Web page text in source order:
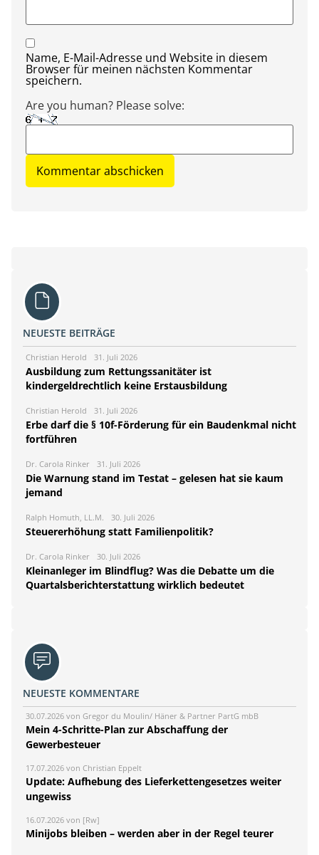
Name, E-Mail-Adresse und Website in diesem
Browser für meinen nächsten Kommentar
speichern.
Are you human? Please solve:
NEUESTE BEITRÄGE
Christian Herold 31. Juli 2026
Ausbildung zum Rettungssanitäter ist
kindergeldrechtlich keine Erstausbildung
Christian Herold 31. Juli 2026
Erbe darf die § 10f-Förderung für ein Baudenkmal nicht
fortführen
Dr. Carola Rinker 31. Juli 2026
Die Warnung stand im Testat – gelesen hat sie kaum
jemand
Ralph Homuth, LL.M. 30. Juli 2026
Steuererhöhung statt Familienpolitik?
Dr. Carola Rinker 30. Juli 2026
Kleinanleger im Blindflug? Was die Debatte um die
Quartalsberichterstattung wirklich bedeutet
NEUESTE KOMMENTARE
30.07.2026 von Gregor du Moulin/ Häner & Partner PartG mbB
Mein 4-Schritte-Plan zur Abschaffung der
Gewerbesteuer
17.07.2026 von Christian Eppelt
Update: Aufhebung des Lieferkettengesetzes weiter
ungewiss
16.07.2026 von [Rw]
Minijobs bleiben – werden aber in der Regel teurer